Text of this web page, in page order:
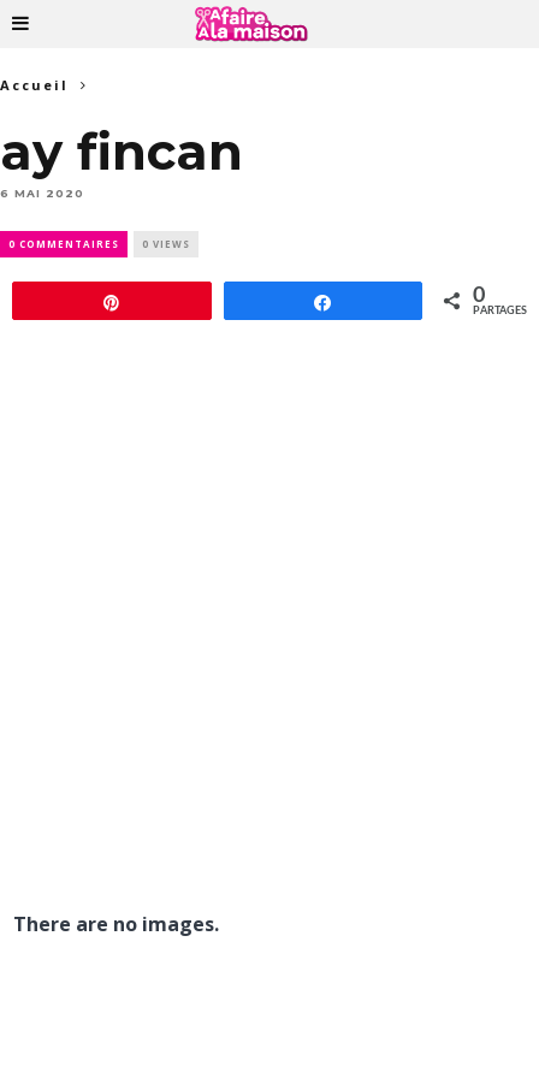
Accueil
ay fincan
6 MAI 2020
0 COMMENTAIRES 0 VIEWS
0
PARTAGES
There are no images.